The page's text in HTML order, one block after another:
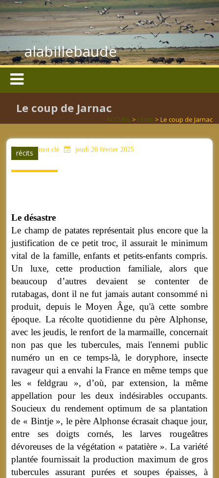
alabillebaude
Le coup de Jarnac
ACCUEIL> récits > Le coup de Jarnac
récits
aucun mot clé jeudi 20 février 2025
Le désastre
Le champ de patates représentait plus encore que la
justification de ce petit troc, il assurait le minimum
vital de la famille, enfants et petits-enfants compris.
Un luxe, cette production familiale, alors que
beaucoup d’autres devaient se contenter de
rutabagas, dont il ne fut jamais autant consommé ni
produit, depuis le Moyen Âge, qu'à cette sombre
époque. La récolte quotidienne du père Alphonse,
avec les jeudis, le renfort de la marmaille, concernait
non pas que les tubercules, mais l'ennemi public
numéro un en ce temps-là, le doryphore, insecte
ravageur qui a envahi la France en même temps que
les « feldgrau », d’où, par extension, la même
appellation pour les deux indésirables occupants.
Soucieux du rendement optimum de sa plantation
de « Bintje », le père Alphonse écrasait chaque jour,
entre ses doigts cornés, les larves rougeâtres
dévoreuses de la végétation « patatière ». La variété
plantée fournissait la production maximum de gros
tubercules assurant purées et soupes épaisses, à